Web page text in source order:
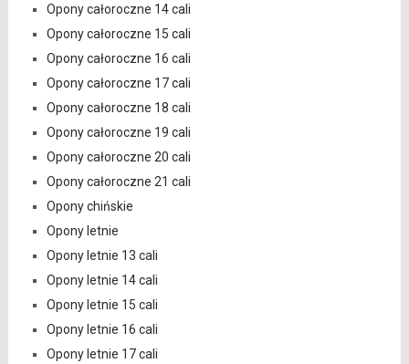
Opony całoroczne 14 cali
Opony całoroczne 15 cali
Opony całoroczne 16 cali
Opony całoroczne 17 cali
Opony całoroczne 18 cali
Opony całoroczne 19 cali
Opony całoroczne 20 cali
Opony całoroczne 21 cali
Opony chińskie
Opony letnie
Opony letnie 13 cali
Opony letnie 14 cali
Opony letnie 15 cali
Opony letnie 16 cali
Opony letnie 17 cali